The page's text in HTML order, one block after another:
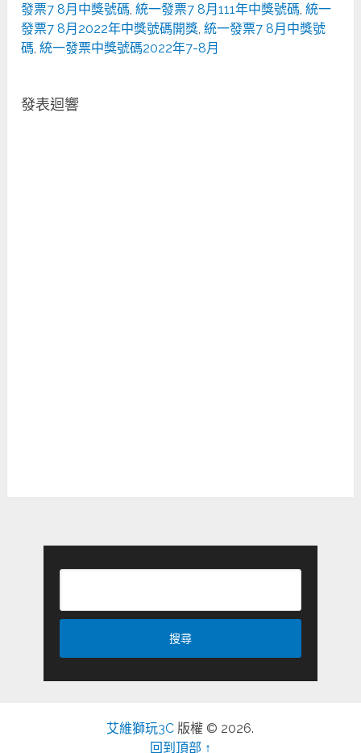
發票7 8月中獎號碼 ,統一發票7 8月111年中獎號碼 ,統一
發票7 8月2022年中獎號碼開獎 ,統一發票7 8月中獎號
碼 ,統一發票中獎號碼2022年7-8月
發表迴響
艾維獅玩3C 版權 © 2026.
回到頂部 ↑